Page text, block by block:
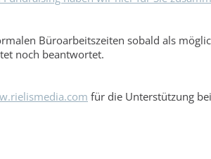
Büroarbeitszeiten sobald als
noch beantwortet.
für die Unterstützung